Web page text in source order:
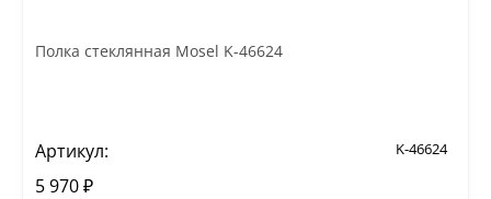
Полка стеклянная Mosel K-46624
Артикул: K-46624
5 970 ₽